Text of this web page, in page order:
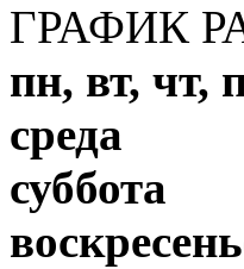
ГРАФИК
пн, вт, чт,
среда с
суббота с